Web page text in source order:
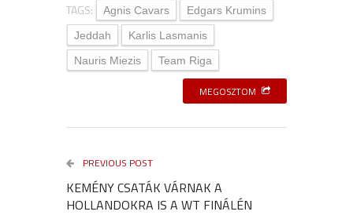
TAGS: Agnis Cavars
Edgars Krumins
Jeddah
Karlis Lasmanis
Nauris Miezis
Team Riga
MEGOSZTOM
PREVIOUS POST
KEMÉNY CSATÁK VÁRNAK A
HOLLANDOKRA IS A WT FINÁLÉN